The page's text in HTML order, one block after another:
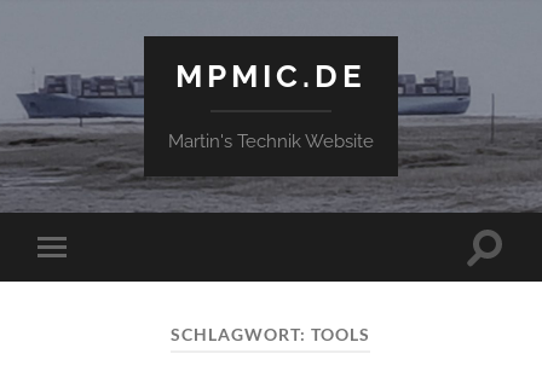
MPMIC.DE
Martin's Technik Website
Mobile-
Menü
SCHLAGWORT:TOOLS